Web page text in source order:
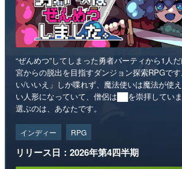
“ぜんめつ”してしまった勇者パーティから1人
宮からの脱出を目指すダンジョン探索RPGで
い/いいえ」しか喋れず、魔法使いは魔法が使
い人形になっていて、僧侶は██を崇拝してい
選ぶのは、あなたです。
インディー RPG
リリース日：2026年第4四半期